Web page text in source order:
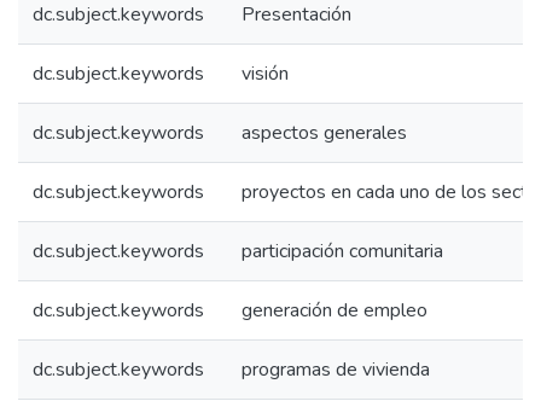
dc.subject.keywords Presentación
dc.subject.keywords visión
dc.subject.keywords aspectos generales
dc.subject.keywords proyectos en cada uno de los
dc.subject.keywords participación comunitaria
dc.subject.keywords generación de empleo
dc.subject.keywords programas de vivienda